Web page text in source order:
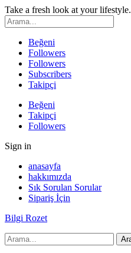
Take a fresh look at your lifestyle.
Beğeni
Followers
Followers
Subscribers
Takipçi
Beğeni
Takipçi
Followers
Sign in
anasayfa
hakkımızda
Sık Sorulan Sorular
Sipariş İçin
Bilgi Rozet